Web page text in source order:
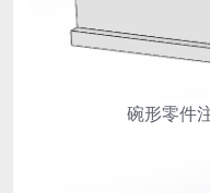
碗形零件